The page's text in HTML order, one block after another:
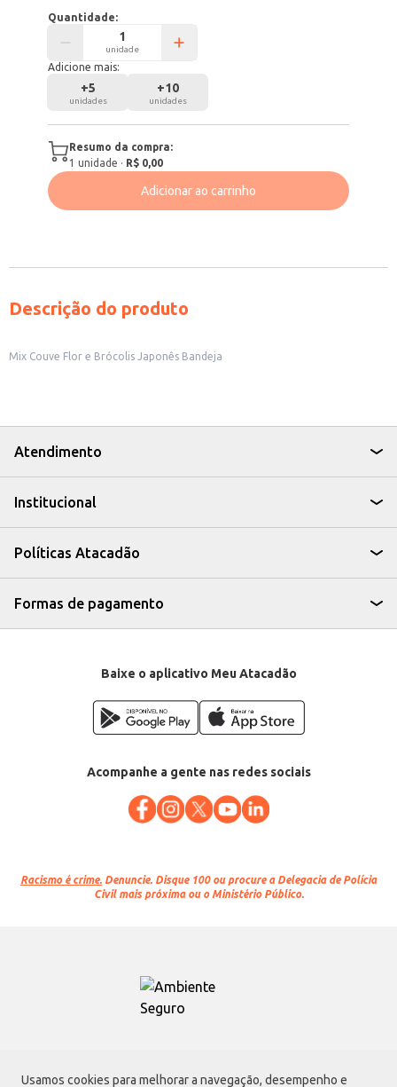
Usamos cookies para melhorar a navegação, desempenho e
Quantidade:
unidade
Adicione mais:
+5
unidades
+10
unidades
Resumo da compra:
1 unidade · R$ 0,00
Adicionar ao carrinho
Descrição do produto
Mix Couve Flor e Brócolis Japonês Bandeja
Atendimento
Institucional
Políticas Atacadão
Formas de pagamento
Baixe o aplicativo Meu Atacadão
Acompanhe a gente nas redes sociais
Racismo é crime. Denuncie. Disque 100 ou procure a Delegacia de Polícia
Civil mais próxima ou o Ministério Público.
Atacadão S.A.